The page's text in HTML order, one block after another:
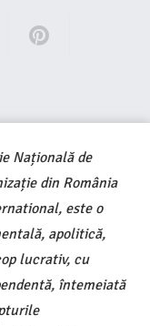
Națională de
din România
este o
apolitică,
lucrativ, cu
întemeiată